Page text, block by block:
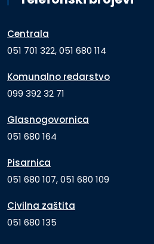
Centrala
051 701 322, 051 680 114
Komunalno redarstvo
099 392 32 71
Glasnogovornica
051 680 164
Pisarnica
051 680 107, 051 680 109
Civilna zaštita
051 680 135